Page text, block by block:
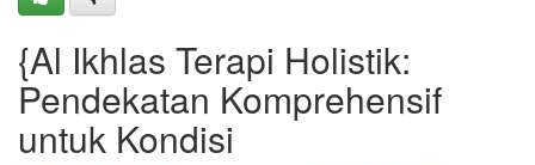
{Al Ikhlas Terapi Holistik:
Pendekatan Komprehensif
untuk Kondisi